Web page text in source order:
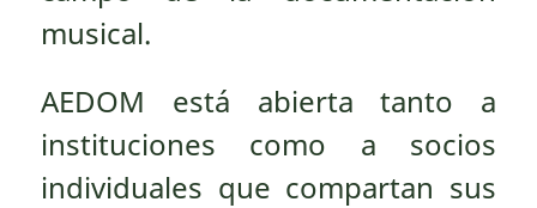
musical.
AEDOM está abierta tanto a
instituciones como a socios
individuales que compartan sus